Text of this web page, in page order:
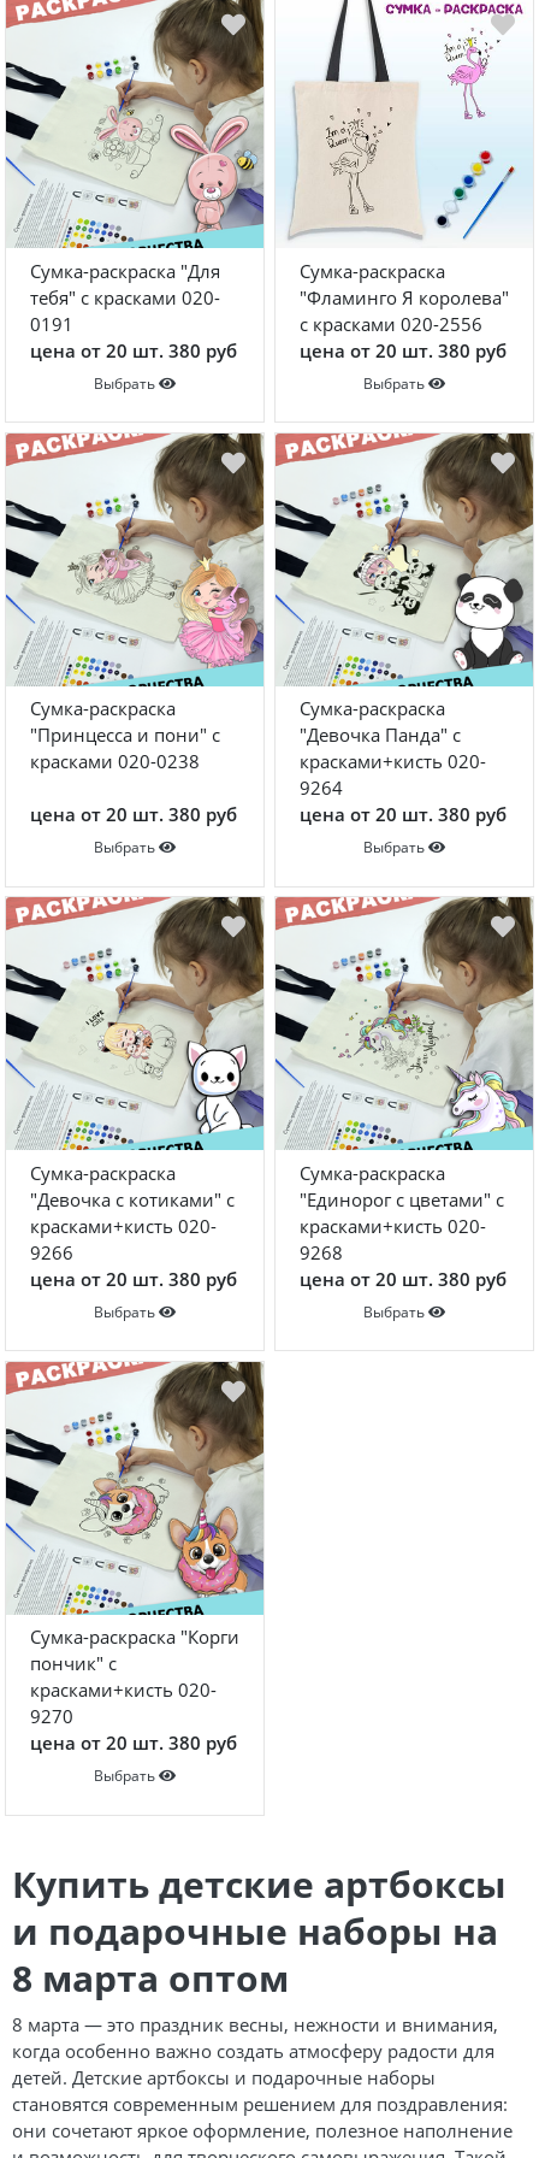
Сумка-раскраска "Для
тебя" с красками 020-
0191
цена от 20 шт. 380 руб
Выбрать
Сумка-раскраска
"Фламинго Я королева"
с красками 020-2556
цена от 20 шт. 380 руб
Выбрать
Сумка-раскраска
"Принцесса и пони" с
красками 020-0238
цена от 20 шт. 380 руб
Выбрать
Сумка-раскраска
"Девочка Панда" с
красками+кисть 020-
9264
цена от 20 шт. 380 руб
Выбрать
Сумка-раскраска
"Девочка с котиками" с
красками+кисть 020-
9266
цена от 20 шт. 380 руб
Выбрать
Сумка-раскраска
"Единорог с цветами" с
красками+кисть 020-
9268
цена от 20 шт. 380 руб
Выбрать
Сумка-раскраска "Корги
пончик" с
красками+кисть 020-
9270
цена от 20 шт. 380 руб
Выбрать
Купить детские артбоксы
и подарочные наборы на
8 марта оптом
8 марта — это праздник весны, нежности и внимания,
когда особенно важно создать атмосферу радости для
детей. Детские артбоксы и подарочные наборы
становятся современным решением для поздравления:
они сочетают яркое оформление, полезное наполнение
Футболки-раскраски на 14 февраля
Футболки-раскраски
Кружки-раскраски
Рюкзаки-раскраски
Сумки-раскраски
Наборы для творчества
Книги новогодние
Новогодний декор и материалы